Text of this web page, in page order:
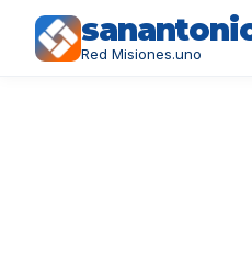
Red Misiones.uno